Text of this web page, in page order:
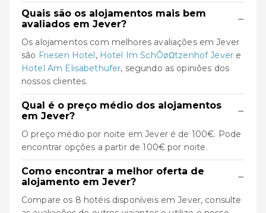
Quais são os alojamentos mais bem
avaliados em Jever?
−
Os alojamentos com melhores avaliações em Jever
são Friesen Hotel, Hotel Im SchÔøΩtzenhof Jever e
Hotel Am Elisabethufer, segundo as opiniões dos
nossos clientes.
Qual é o preço médio dos alojamentos
em Jever?
−
O preço médio por noite em Jever é de 100€. Pode
encontrar opções a partir de 100€ por noite.
Como encontrar a melhor oferta de
alojamento em Jever?
−
Compare os 8 hotéis disponíveis em Jever, consulte